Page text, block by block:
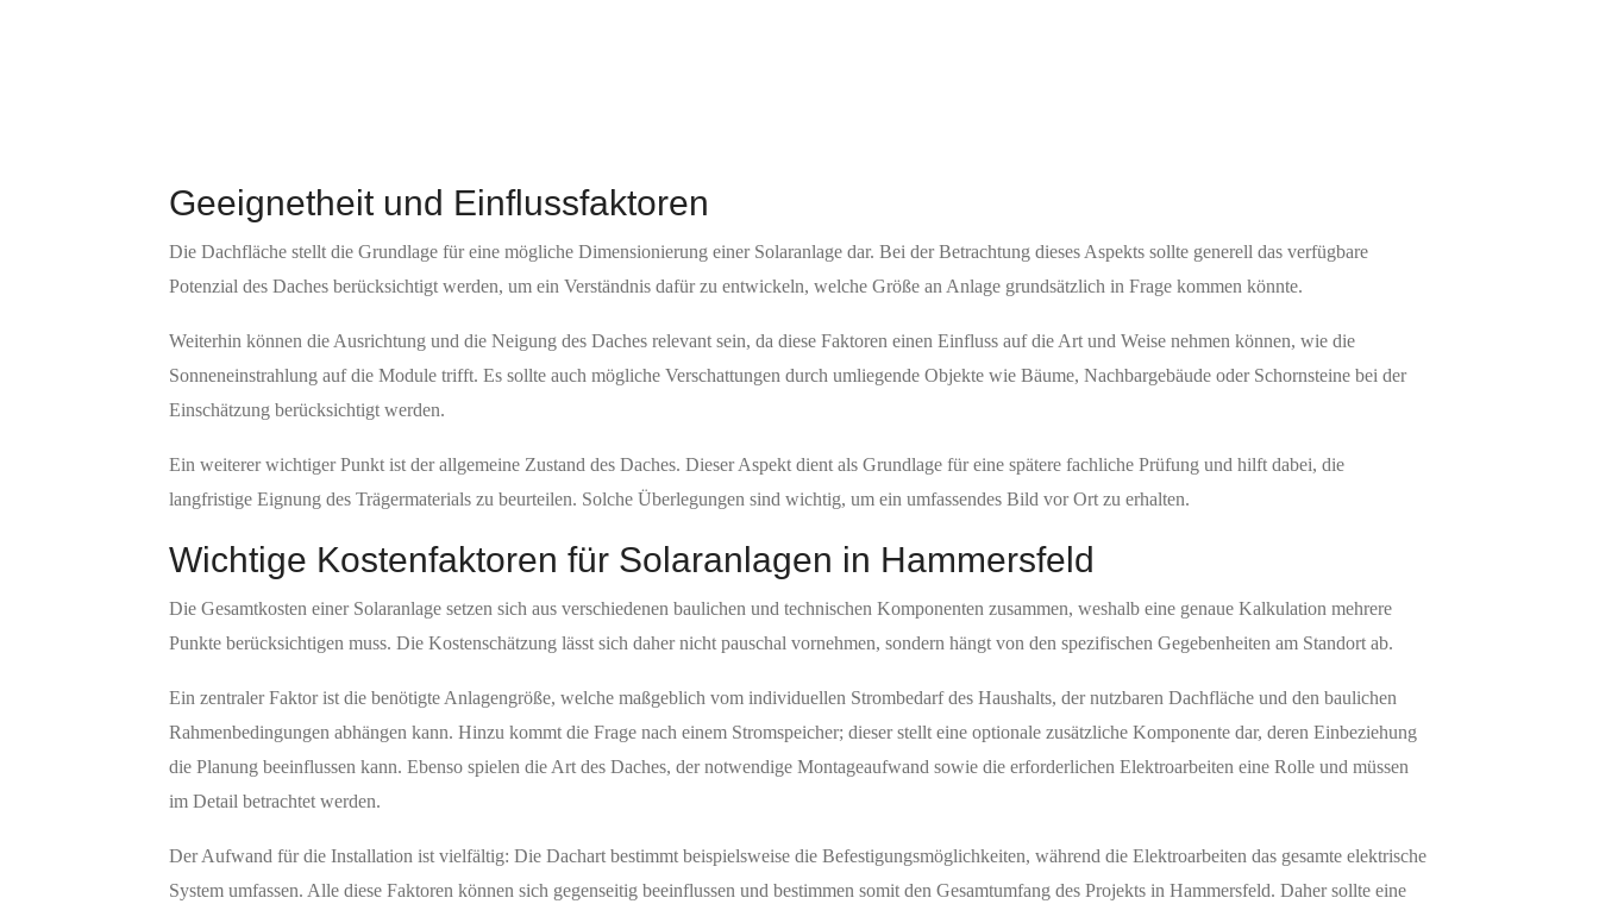
Geeignetheit und Einflussfaktoren
Die Dachfläche stellt die Grundlage für eine mögliche Dimensionierung einer Solaranlage dar. Bei der Betrachtung dieses Aspekts sollte generell das verfügbare
Potenzial des Daches berücksichtigt werden, um ein Verständnis dafür zu entwickeln, welche Größe an Anlage grundsätzlich in Frage kommen könnte.
Weiterhin können die Ausrichtung und die Neigung des Daches relevant sein, da diese Faktoren einen Einfluss auf die Art und Weise nehmen können, wie die
Sonneneinstrahlung auf die Module trifft. Es sollte auch mögliche Verschattungen durch umliegende Objekte wie Bäume, Nachbargebäude oder Schornsteine bei der
Einschätzung berücksichtigt werden.
Ein weiterer wichtiger Punkt ist der allgemeine Zustand des Daches. Dieser Aspekt dient als Grundlage für eine spätere fachliche Prüfung und hilft dabei, die
langfristige Eignung des Trägermaterials zu beurteilen. Solche Überlegungen sind wichtig, um ein umfassendes Bild vor Ort zu erhalten.
Wichtige Kostenfaktoren für Solaranlagen in Hammersfeld
Die Gesamtkosten einer Solaranlage setzen sich aus verschiedenen baulichen und technischen Komponenten zusammen, weshalb eine genaue Kalkulation mehrere
Punkte berücksichtigen muss. Die Kostenschätzung lässt sich daher nicht pauschal vornehmen, sondern hängt von den spezifischen Gegebenheiten am Standort ab.
Ein zentraler Faktor ist die benötigte Anlagengröße, welche maßgeblich vom individuellen Strombedarf des Haushalts, der nutzbaren Dachfläche und den baulichen
Rahmenbedingungen abhängen kann. Hinzu kommt die Frage nach einem Stromspeicher; dieser stellt eine optionale zusätzliche Komponente dar, deren Einbeziehung
die Planung beeinflussen kann. Ebenso spielen die Art des Daches, der notwendige Montageaufwand sowie die erforderlichen Elektroarbeiten eine Rolle und müssen
im Detail betrachtet werden.
Der Aufwand für die Installation ist vielfältig: Die Dachart bestimmt beispielsweise die Befestigungsmöglichkeiten, während die Elektroarbeiten das gesamte elektrische
System umfassen. Alle diese Faktoren können sich gegenseitig beeinflussen und bestimmen somit den Gesamtumfang des Projekts in Hammersfeld. Daher sollte eine